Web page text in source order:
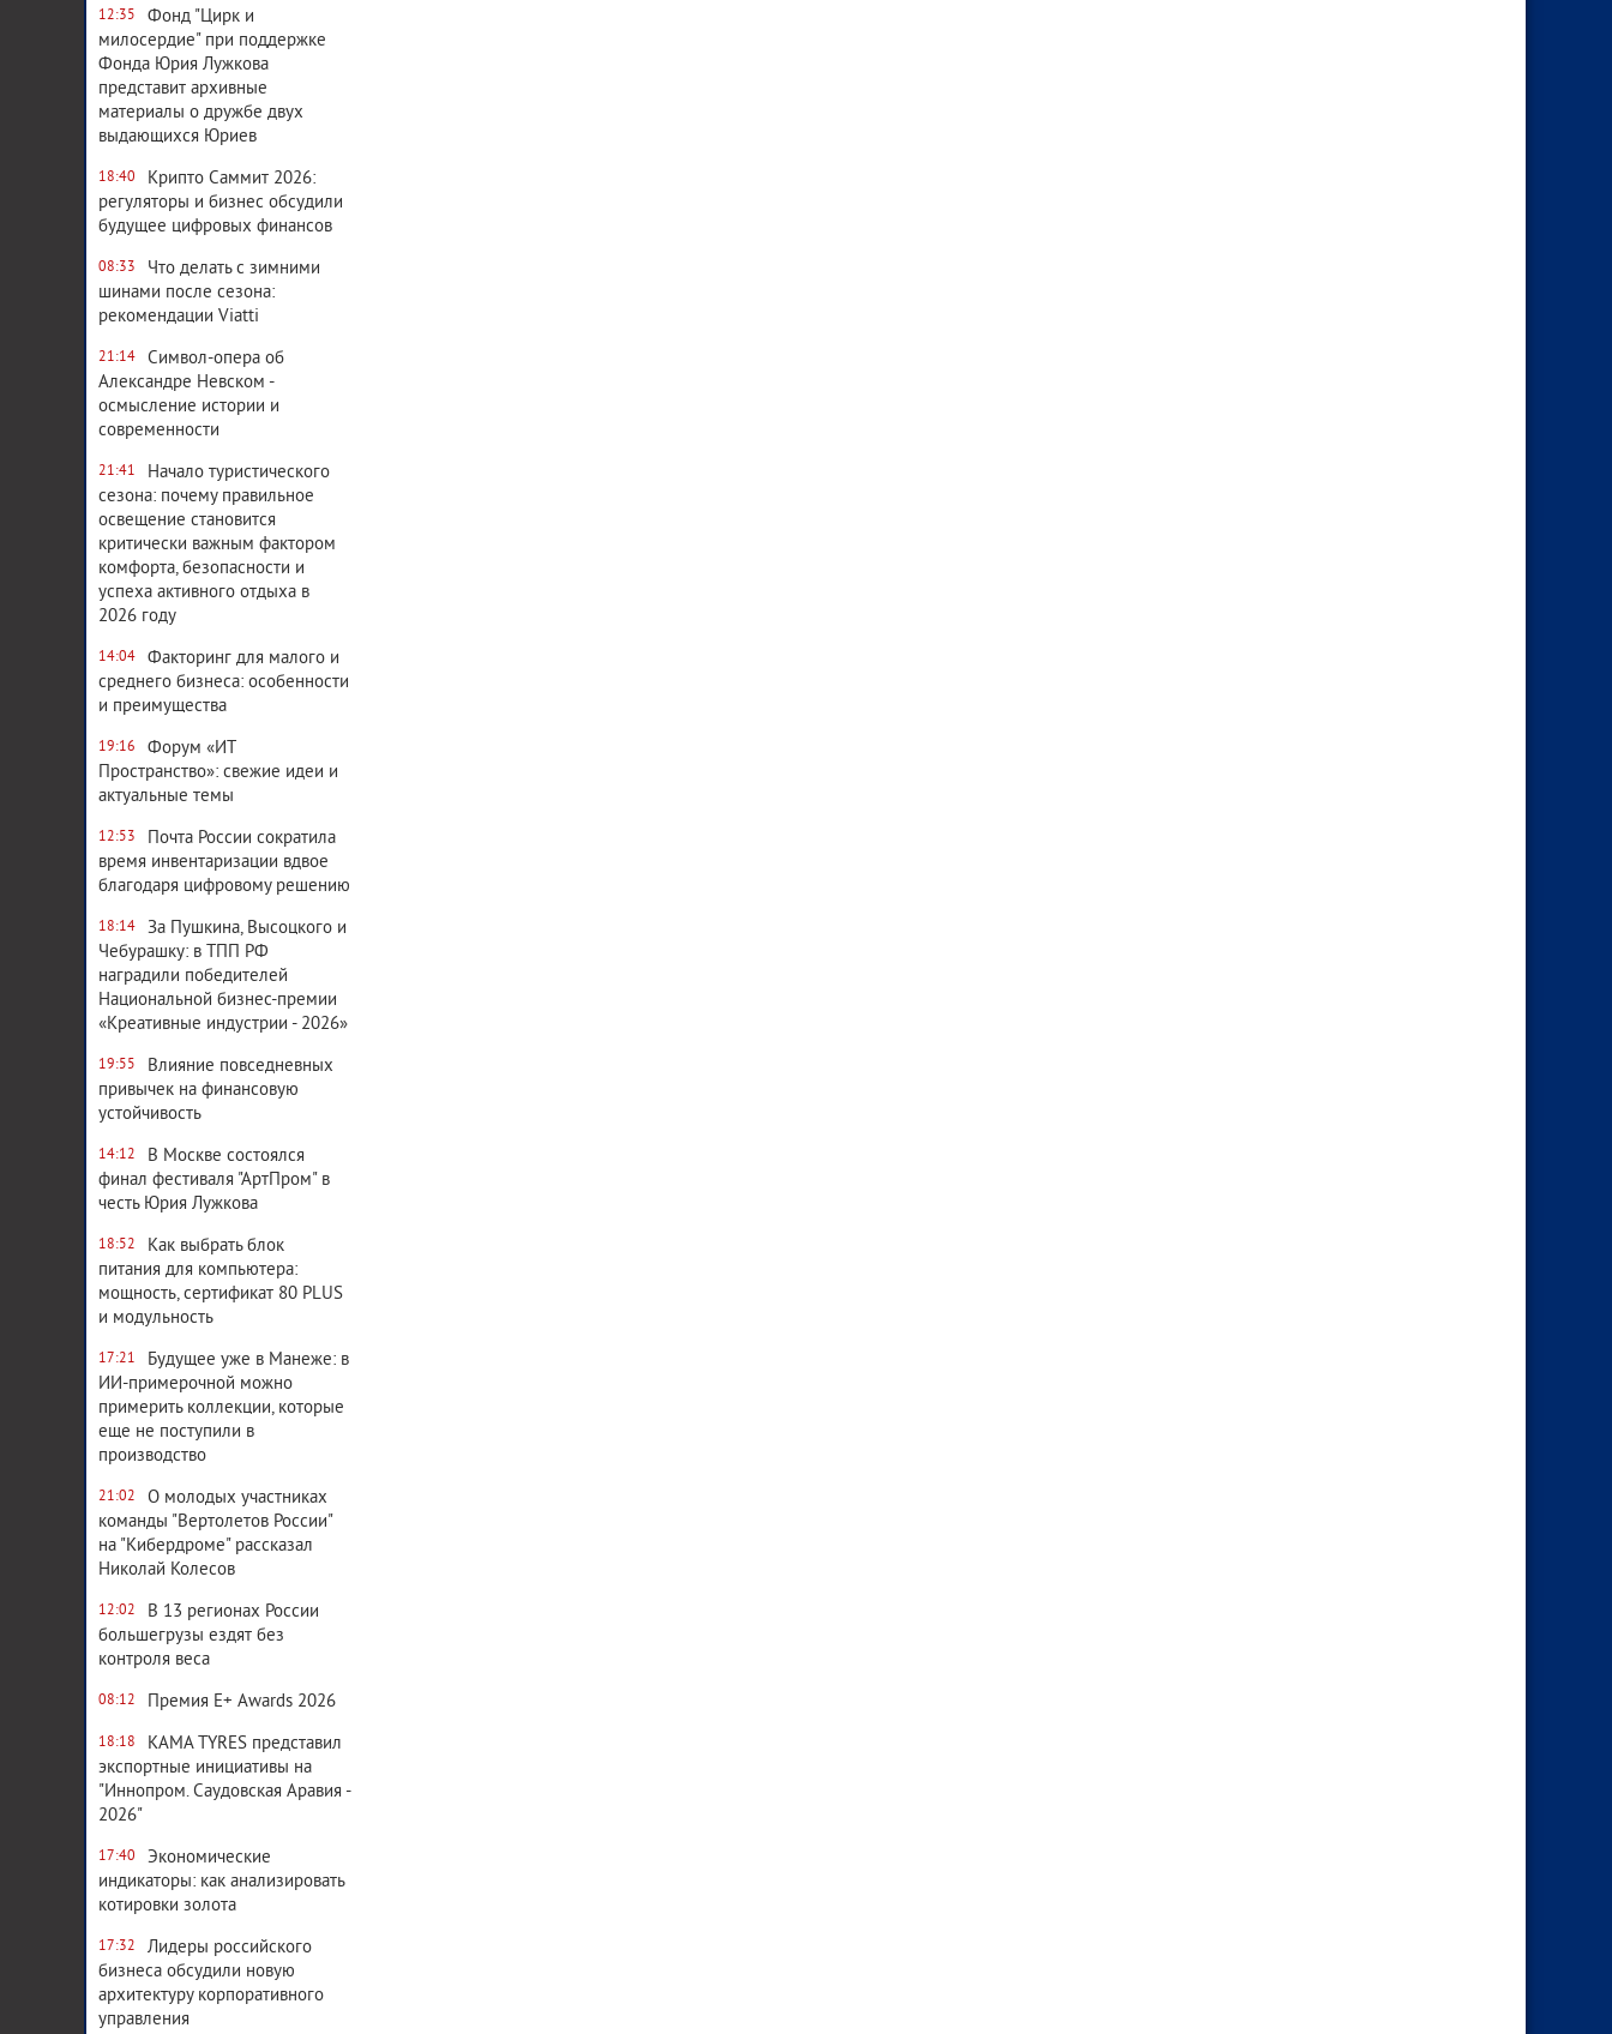
12:35
Фонд "Цирк и
милосердие" при поддержке
Фонда Юрия Лужкова
представит архивные
материалы о дружбе двух
выдающихся Юриев
18:40
Крипто Саммит 2026:
регуляторы и бизнес обсудили
будущее цифровых финансов
08:33
Что делать с зимними
шинами после сезона:
рекомендации Viatti
21:14
Символ-опера об
Александре Невском -
осмысление истории и
современности
21:41
Начало туристического
сезона: почему правильное
освещение становится
критически важным фактором
комфорта, безопасности и
успеха активного отдыха в
2026 году
14:04
Факторинг для малого и
среднего бизнеса: особенности
и преимущества
19:16
Форум «ИТ
Пространство»: свежие идеи и
актуальные темы
12:53
Почта России сократила
время инвентаризации вдвое
благодаря цифровому решению
18:14
За Пушкина, Высоцкого и
Чебурашку: в ТПП РФ
наградили победителей
Национальной бизнес-премии
«Креативные индустрии - 2026»
19:55
Влияние повседневных
привычек на финансовую
устойчивость
14:12
В Москве состоялся
финал фестиваля "АртПром" в
честь Юрия Лужкова
18:52
Как выбрать блок
питания для компьютера:
мощность, сертификат 80 PLUS
и модульность
17:21
Будущее уже в Манеже: в
ИИ-примерочной можно
примерить коллекции, которые
еще не поступили в
производство
21:02
О молодых участниках
команды "Вертолетов России"
на "Кибердроме" рассказал
Николай Колесов
12:02
В 13 регионах России
большегрузы ездят без
контроля веса
08:12 Премия E+ Awards 2026
18:18
KAMA TYRES представил
экспортные инициативы на
"Иннопром. Саудовская Аравия -
2026"
17:40
Экономические
индикаторы: как анализировать
котировки золота
17:32
Лидеры российского
бизнеса обсудили новую
архитектуру корпоративного
управления